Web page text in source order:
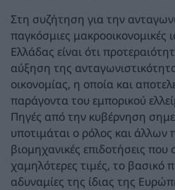
Στη συζήτηση για την
παγκόσμιες μακροοικονομικές
Ελλάδας είναι ότι
αύξηση της
οικονομίας, η οποία και
παράγοντα του εμπορικού
Πηγές από την κυβέρνηση
υποτιμάται ο ρόλος και
βιομηχανικές επιδοτήσεις
χαμηλότερες τιμές, το βασικό
αδυναμίες της ίδιας της